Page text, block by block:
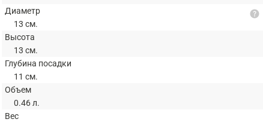
Диаметр
13 см.
Высота
13 см.
Глубина посадки
11 см.
Объем
0.46 л.
Вес
help